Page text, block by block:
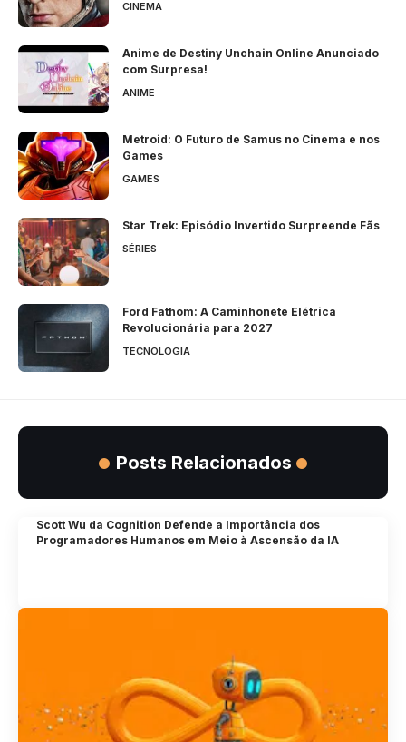
CINEMA
Anime de Destiny Unchain Online Anunciado
com Surpresa!
ANIME
Metroid: O Futuro de Samus no Cinema e nos
Games
GAMES
Star Trek: Episódio Invertido Surpreende Fãs
SÉRIES
Ford Fathom: A Caminhonete Elétrica
Revolucionária para 2027
TECNOLOGIA
Posts Relacionados
Scott Wu da Cognition Defende a Importância dos
Programadores Humanos em Meio à Ascensão da IA